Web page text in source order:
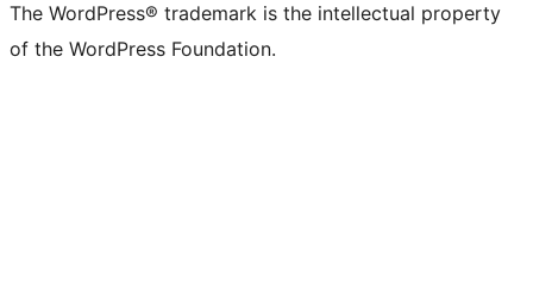
The WordPress® trademark is the intellectual property
of the WordPress Foundation.